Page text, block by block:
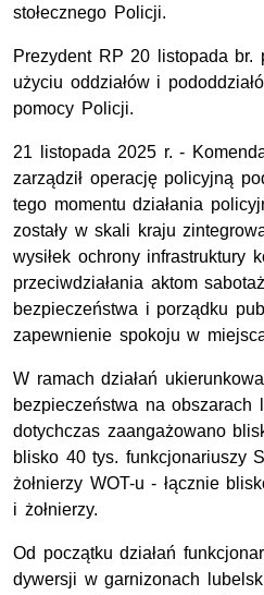
stołecznego Policji.
Prezydent RP 20 listopada br.
użyciu oddziałów i
pomocy Policji.
21 listopada 2025 r. -
zarządził operację policyjną
tego momentu działania
zostały w skali kraju
wysiłek ochrony infrastruktury
przeciwdziałania aktom
bezpieczeństwa i porządku
zapewnienie spokoju w
W ramach działań
bezpieczeństwa na obszarach
dotychczas zaangażowano
blisko 40 tys. funkcjonariuszy
żołnierzy WOT-u - łącznie
i żołnierzy.
Od początku działań
dywersji w garnizonach